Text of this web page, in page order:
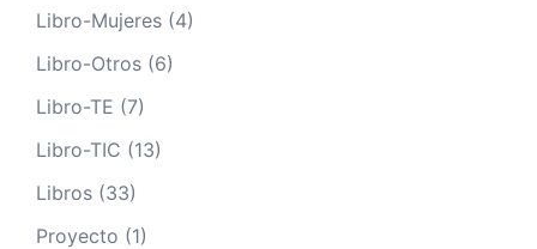
Libro-Mujeres (4)
Libro-Otros (6)
Libro-TE (7)
Libro-TIC (13)
Libros (33)
Proyecto (1)